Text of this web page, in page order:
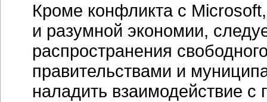
Кроме конфликта с
и разумной экономии,
распространения
правительствами и
наладить взаимодействие